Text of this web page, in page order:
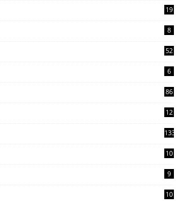
19
8
52
6
86
12
133
10
9
10